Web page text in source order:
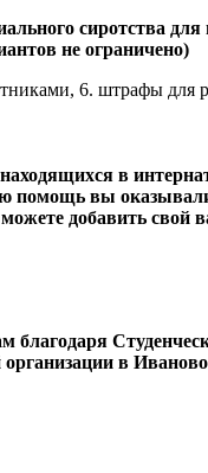
сиротства для
не ограничено)
6. штрафы для
в
помощь вы
добавить свой
в